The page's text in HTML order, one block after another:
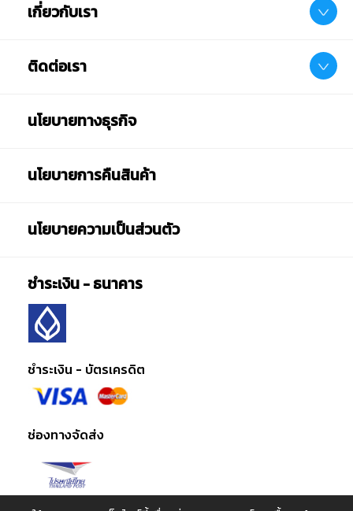
เกี่ยวกับเรา
ติดต่อเรา
นโยบายทางธุรกิจ
นโยบายการคืนสินค้า
นโยบายความเป็นส่วนตัว
ชำระเงิน - ธนาคาร
ชำระเงิน - บัตรเครดิต
ช่องทางจัดส่ง